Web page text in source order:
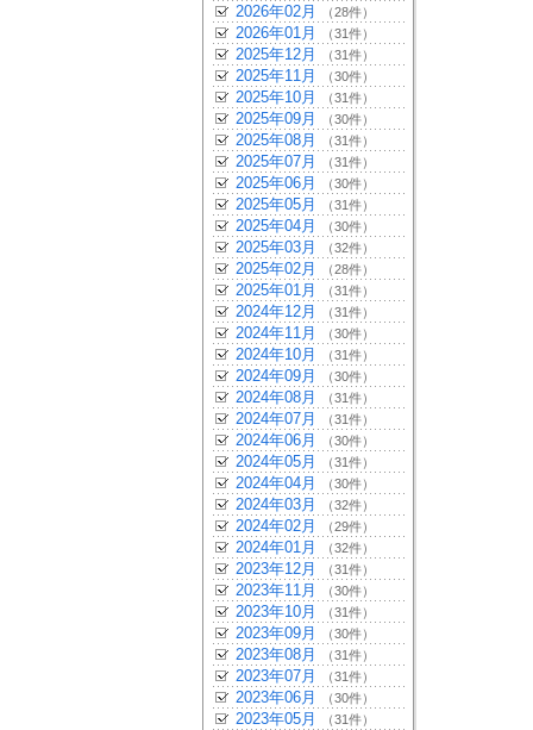
2026年02月 （28件）
2026年01月 （31件）
2025年12月 （31件）
2025年11月 （30件）
2025年10月 （31件）
2025年09月 （30件）
2025年08月 （31件）
2025年07月 （31件）
2025年06月 （30件）
2025年05月 （31件）
2025年04月 （30件）
2025年03月 （32件）
2025年02月 （28件）
2025年01月 （31件）
2024年12月 （31件）
2024年11月 （30件）
2024年10月 （31件）
2024年09月 （30件）
2024年08月 （31件）
2024年07月 （31件）
2024年06月 （30件）
2024年05月 （31件）
2024年04月 （30件）
2024年03月 （32件）
2024年02月 （29件）
2024年01月 （32件）
2023年12月 （31件）
2023年11月 （30件）
2023年10月 （31件）
2023年09月 （30件）
2023年08月 （31件）
2023年07月 （31件）
2023年06月 （30件）
2023年05月 （31件）